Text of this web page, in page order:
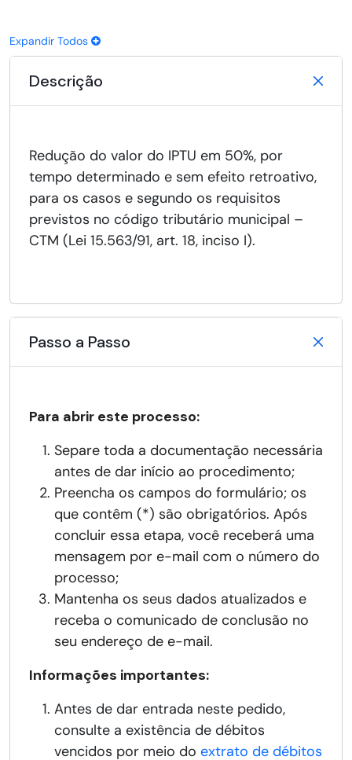
Expandir Todos
Descrição
Redução do valor do IPTU em 50%, por
tempo determinado e sem efeito retroativo,
para os casos e segundo os requisitos
previstos no código tributário municipal –
CTM (Lei 15.563/91, art. 18, inciso I).
Passo a Passo
Para abrir este processo:
Separe toda a documentação necessária
antes de dar início ao procedimento;
Preencha os campos do formulário; os
que contêm (*) são obrigatórios. Após
concluir essa etapa, você receberá uma
mensagem por e-mail com o número do
processo;
Mantenha os seus dados atualizados e
receba o comunicado de conclusão no
seu endereço de e-mail.
Informações importantes:
Antes de dar entrada neste pedido,
consulte a existência de débitos
vencidos por meio do extrato de débitos